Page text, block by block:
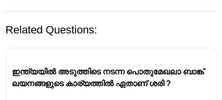
Related Questions:
ഇന്ത്യയിൽ അടുത്തിടെ നടന്ന പൊതുമേഖലാ ബാങ്ക്
ലയനങ്ങളുടെ കാര്യത്തിൽ ഏതാണ് ശരി ?